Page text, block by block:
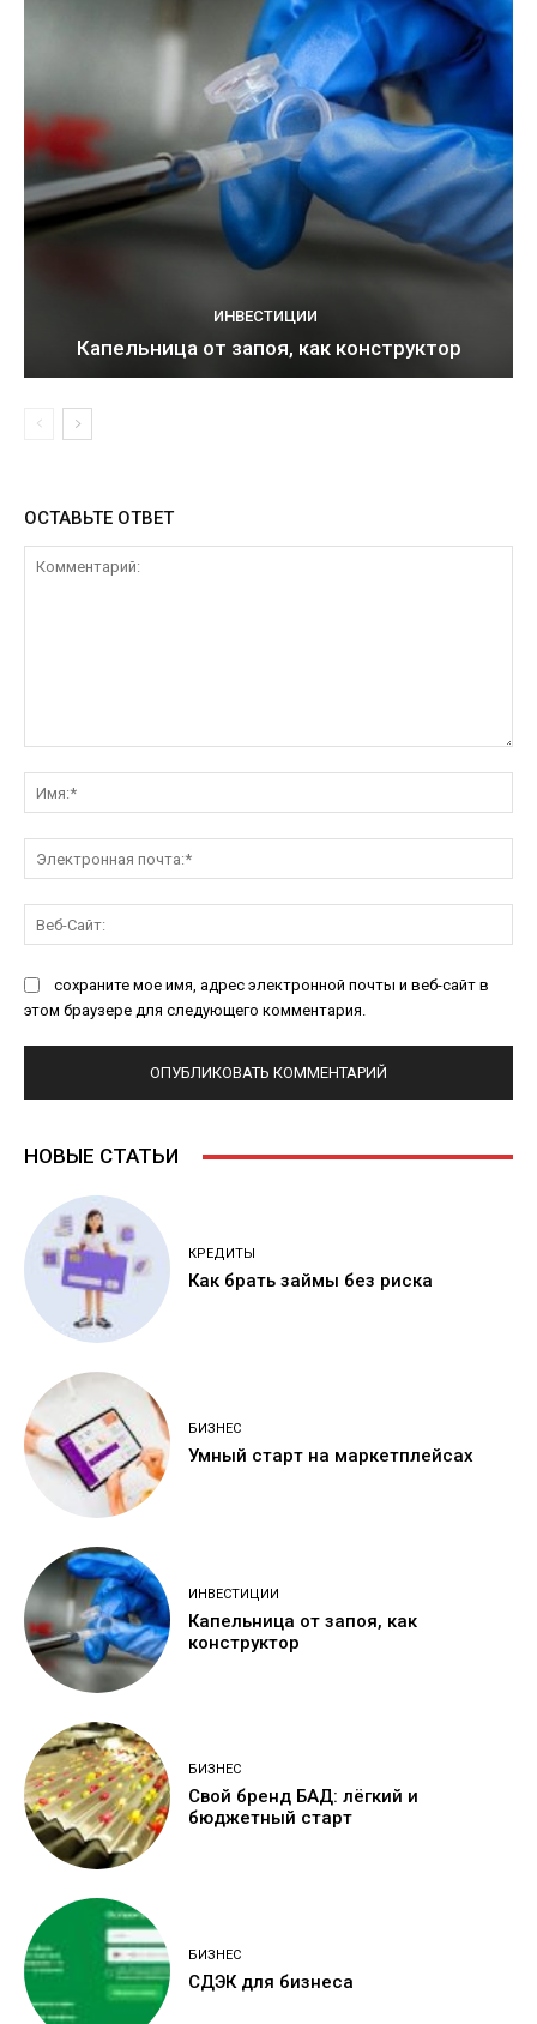
ИНВЕСТИЦИИ
Капельница от запоя, как конструктор
ОСТАВЬТЕ ОТВЕТ
сохраните мое имя, адрес электронной почты и веб-сайт в
этом браузере для следующего комментария.
НОВЫЕ СТАТЬИ
КРЕДИТЫ
Как брать займы без риска
БИЗНЕС
Умный старт на маркетплейсах
ИНВЕСТИЦИИ
Капельница от запоя, как
конструктор
БИЗНЕС
Свой бренд БАД: лёгкий и
бюджетный старт
БИЗНЕС
СДЭК для бизнеса